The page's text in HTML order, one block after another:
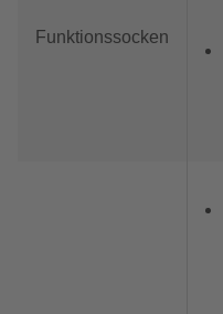
Funktionssocken